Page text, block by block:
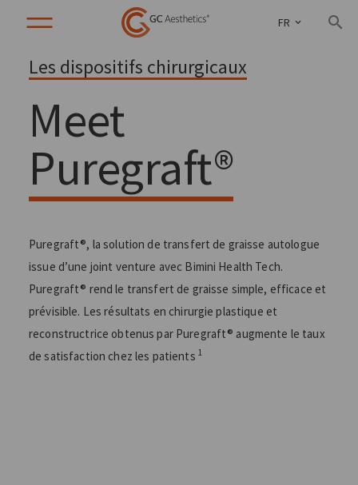
FR
Les dispositifs chirurgicaux
Meet
Puregraft®
Puregraft®, la solution de transfert de graisse autologue
issue d’une joint venture avec Bimini Health Tech.
Puregraft® rend le transfert de graisse simple, efficace et
prévisible. Les résultats en chirurgie plastique et
reconstructrice obtenus par Puregraft® augmente le taux
de satisfaction chez les patients 1